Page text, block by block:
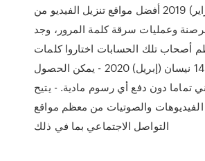
شباط (فبراير) 2019 أفضل مواقع تنزيل الفيديو من
وعمليات سرقة كلمة المرور، وجد
أصحاب تلك الحسابات اختاروا كلمات
سر أو كلمات 14 نيسان (إبريل) 2020 - يمكن الحصول
تماما دون دفع أي رسوم مادية. - يتيح
الفيديوهات والصوتيات من معظم مواقع